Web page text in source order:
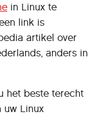
in Linux te
link is
artikel over
anders in
het beste terecht
uw Linux